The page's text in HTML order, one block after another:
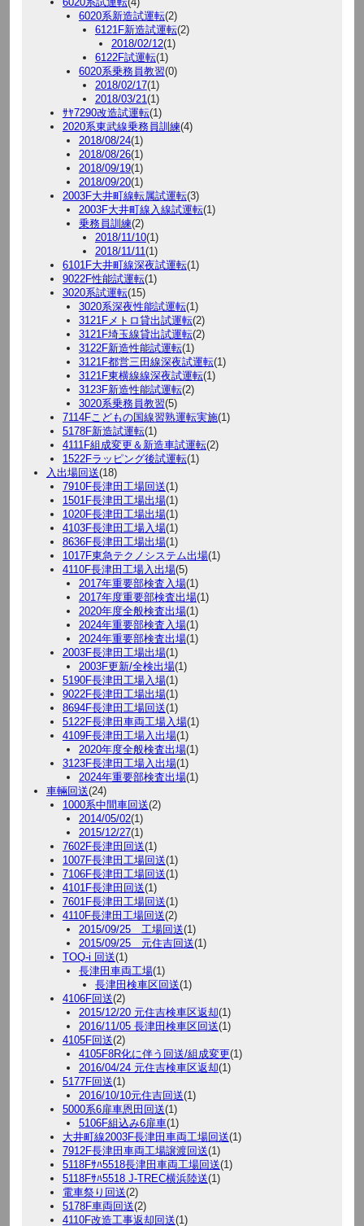
6020系新造試運転(2)
6121F新造試運転(2)
2018/02/12(1)
6122F試運転(1)
6020系乗務員教習(0)
2018/02/17(1)
2018/03/21(1)
ｻﾔ7290改造試運転(1)
2020系東武線乗務員訓練(4)
2018/08/24(1)
2018/08/26(1)
2018/09/19(1)
2018/09/20(1)
2003F大井町線転属試運転(3)
2003F大井町線入線試運転(1)
乗務員訓練(2)
2018/11/10(1)
2018/11/11(1)
6101F大井町線深夜試運転(1)
9022F性能試運転(1)
3020系試運転(15)
3020系深夜性能試運転(1)
3121Fメトロ貸出試運転(2)
3121F埼玉線貸出試運転(2)
3122F新造性能試運転(1)
3121F都営三田線深夜試運転(1)
3121F東横線線深夜試運転(1)
3123F新造性能試運転(2)
3020系乗務員教習(5)
7114Fこどもの国線習熟運転実施(1)
5178F新造試運転(1)
4111F組成変更＆新造車試運転(2)
1522Fラッピング後試運転(1)
入出場回送(18)
7910F長津田工場回送(1)
1501F長津田工場出場(1)
1020F長津田工場出場(1)
4103F長津田工場入場(1)
8636F長津田工場出場(1)
1017F東急テクノシステム出場(1)
4110F長津田工場入出場(5)
2017年重要部検査入場(1)
2017年度重要部検査出場(1)
2020年度全般検査出場(1)
2024年重要部検査入場(1)
2024年重要部検査出場(1)
2003F長津田工場出場(1)
2003F更新/全検出場(1)
5190F長津田工場入場(1)
9022F長津田工場出場(1)
8694F長津田工場回送(1)
5122F長津田車両工場入場(1)
4109F長津田工場入出場(1)
2020年度全般検査出場(1)
3123F長津田工場入出場(1)
2024年重要部検査出場(1)
車輛回送(24)
1000系中間車回送(2)
2014/05/02(1)
2015/12/27(1)
7602F長津田回送(1)
1007F長津田工場回送(1)
7106F長津田工場回送(1)
4101F長津田回送(1)
7601F長津田工場回送(1)
4110F長津田工場回送(2)
2015/09/25 工場回送(1)
2015/09/25 元住吉回送(1)
TOQ-i 回送(1)
長津田車両工場(1)
長津田検車区回送(1)
4106F回送(2)
2015/12/20 元住吉検車区返却(1)
2016/11/05 長津田検車区回送(1)
4105F回送(2)
4105F8R化に伴う回送/組成変更(1)
2016/04/24 元住吉検車区返却(1)
5177F回送(1)
2016/10/10元住吉回送(1)
5000系6扉車恩田回送(1)
5106F組込み6扉車(1)
大井町線2003F長津田車両工場回送(1)
7912F長津田車両工場譲渡回送(1)
5118Fｻﾊ5518長津田車両工場回送(1)
5118Fｻﾊ5518 J-TREC横浜陸送(1)
電車祭り回送(2)
5178F車両回送(2)
4110F改造工事返却回送(1)